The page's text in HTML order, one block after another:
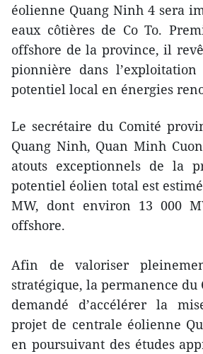
éolienne Quang Ninh 4 sera
eaux côtières de Co To.
offshore de la province, il
pionnière dans l’exploitation
potentiel local en énergies
Le secrétaire du Comité
Quang Ninh, Quan Minh
atouts exceptionnels de la
potentiel éolien total est
MW, dont environ 13 000
offshore.
Afin de valoriser
stratégique, la permanence du
demandé d’accélérer la
projet de centrale éolienne
en poursuivant des études